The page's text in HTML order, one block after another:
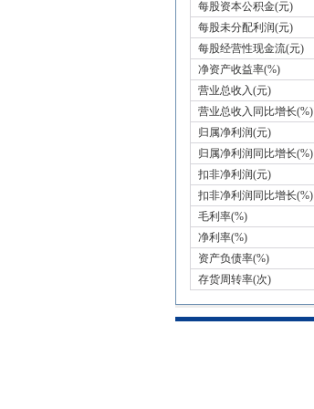
每股资本公积金(元)
每股未分配利润(元)
每股经营性现金流(元)
净资产收益率(%)
营业总收入(元)
营业总收入同比增长(%)
归属净利润(元)
归属净利润同比增长(%)
扣非净利润(元)
扣非净利润同比增长(%)
毛利率(%)
净利率(%)
资产负债率(%)
存货周转率(次)